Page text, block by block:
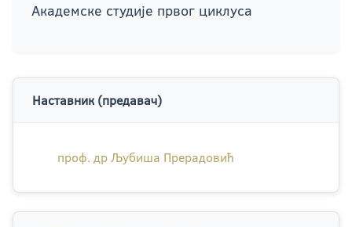
Академске студије првог циклуса
Наставник (предавач)
проф. др Љубиша Прерадовић